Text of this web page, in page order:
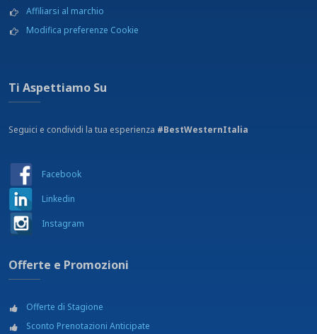
Affiliarsi al marchio
Modifica preferenze Cookie
Ti Aspettiamo Su
Seguici e condividi la tua esperienza #BestWesternItalia
Facebook
Linkedin
Instagram
Offerte e Promozioni
Offerte di Stagione
Sconto Prenotazioni Anticipate